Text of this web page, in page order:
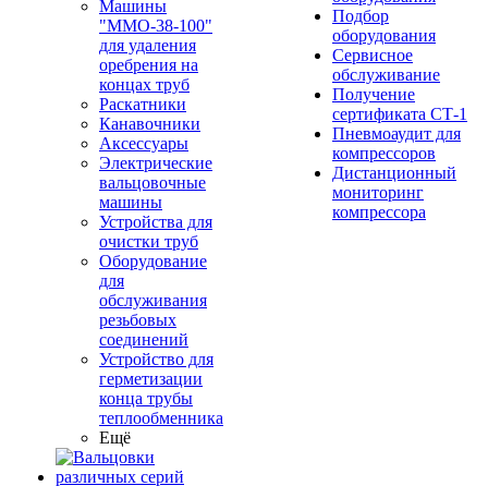
Машины
"ММО-38-100"
для удаления
оребрения на
концах труб
Раскатники
Канавочники
Аксессуары
Электрические
вальцовочные
машины
Устройства для
очистки труб
Оборудование
для
обслуживания
резьбовых
соединений
Устройство для
герметизации
конца трубы
теплообменника
Ещё
Подбор
оборудования
Сервисное
обслуживание
Получение
сертификата СТ-1
Пневмоаудит для
компрессоров
Дистанционный
мониторинг
компрессора